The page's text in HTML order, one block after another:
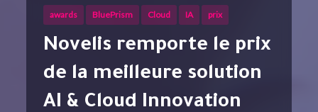
awards BluePrism Cloud IA prix
Novelis remporte le prix
de la meilleure solution
AI & Cloud Innovation